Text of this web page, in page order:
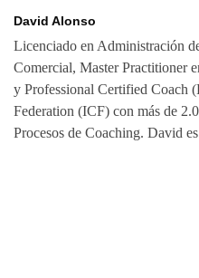
David Alonso
Licenciado en Administración
Comercial, Master Practitioner
y Professional Certified Coach
Federation (ICF) con más de
Procesos de Coaching. David